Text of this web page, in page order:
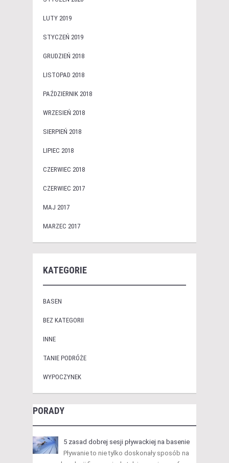
LUTY 2019
STYCZEŃ 2019
GRUDZIEŃ 2018
LISTOPAD 2018
PAŹDZIERNIK 2018
WRZESIEŃ 2018
SIERPIEŃ 2018
LIPIEC 2018
CZERWIEC 2018
CZERWIEC 2017
MAJ 2017
MARZEC 2017
KATEGORIE
BASEN
BEZ KATEGORII
INNE
TANIE PODRÓŻE
WYPOCZYNEK
PORADY
5 zasad dobrej sesji pływackiej na basenie
Pływanie to nie tylko doskonały sposób na